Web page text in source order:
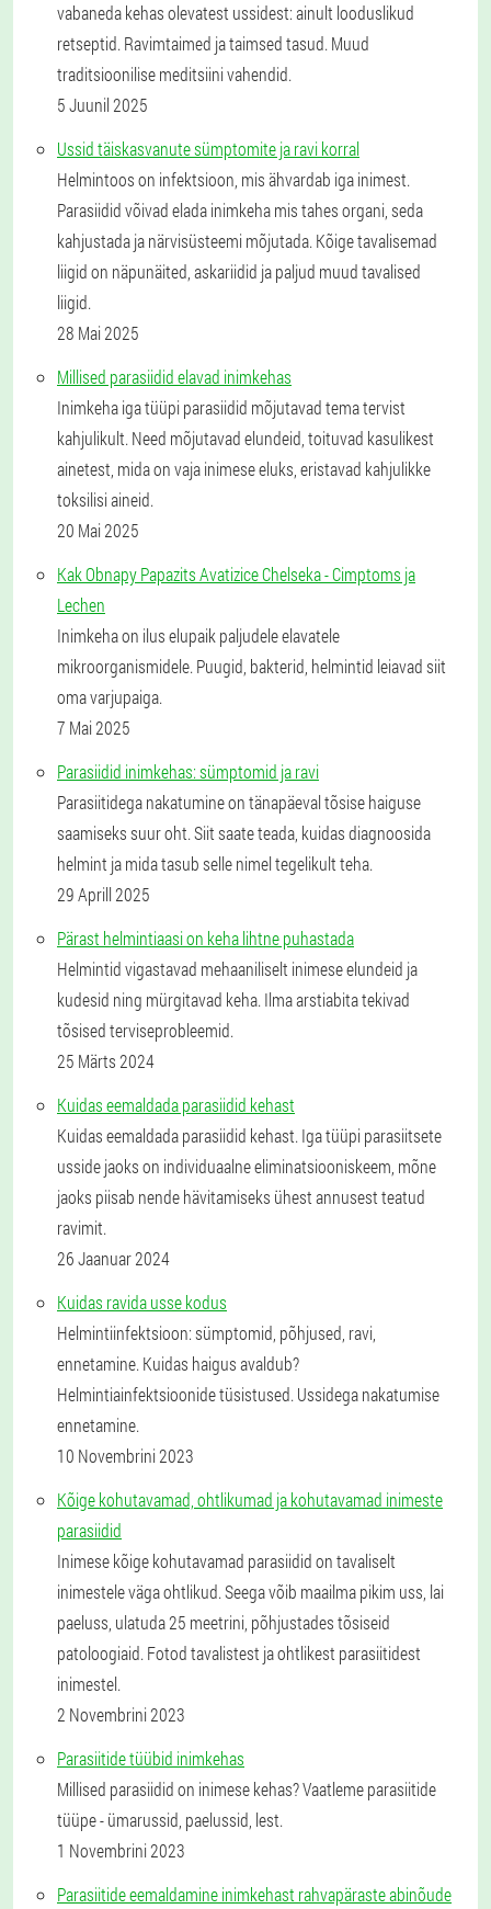
vabaneda kehas olevatest ussidest: ainult looduslikud
retseptid. Ravimtaimed ja taimsed tasud. Muud
traditsioonilise meditsiini vahendid.
5 Juunil 2025
Ussid täiskasvanute sümptomite ja ravi korral
Helmintoos on infektsioon, mis ähvardab iga inimest.
Parasiidid võivad elada inimkeha mis tahes organi, seda
kahjustada ja närvisüsteemi mõjutada. Kõige tavalisemad
liigid on näpunäited, askariidid ja paljud muud tavalised
liigid.
28 Mai 2025
Millised parasiidid elavad inimkehas
Inimkeha iga tüüpi parasiidid mõjutavad tema tervist
kahjulikult. Need mõjutavad elundeid, toituvad kasulikest
ainetest, mida on vaja inimese eluks, eristavad kahjulikke
toksilisi aineid.
20 Mai 2025
Kak Obnapy Papazits Avatizice Chelseka - Cimptoms ja
Lechen
Inimkeha on ilus elupaik paljudele elavatele
mikroorganismidele. Puugid, bakterid, helmintid leiavad siit
oma varjupaiga.
7 Mai 2025
Parasiidid inimkehas: sümptomid ja ravi
Parasiitidega nakatumine on tänapäeval tõsise haiguse
saamiseks suur oht. Siit saate teada, kuidas diagnoosida
helmint ja mida tasub selle nimel tegelikult teha.
29 Aprill 2025
Pärast helmintiaasi on keha lihtne puhastada
Helmintid vigastavad mehaaniliselt inimese elundeid ja
kudesid ning mürgitavad keha. Ilma arstiabita tekivad
tõsised terviseprobleemid.
25 Märts 2024
Kuidas eemaldada parasiidid kehast
Kuidas eemaldada parasiidid kehast. Iga tüüpi parasiitsete
usside jaoks on individuaalne eliminatsiooniskeem, mõne
jaoks piisab nende hävitamiseks ühest annusest teatud
ravimit.
26 Jaanuar 2024
Kuidas ravida usse kodus
Helmintiinfektsioon: sümptomid, põhjused, ravi,
ennetamine. Kuidas haigus avaldub?
Helmintiainfektsioonide tüsistused. Ussidega nakatumise
ennetamine.
10 Novembrini 2023
Kõige kohutavamad, ohtlikumad ja kohutavamad inimeste
parasiidid
Inimese kõige kohutavamad parasiidid on tavaliselt
inimestele väga ohtlikud. Seega võib maailma pikim uss, lai
paeluss, ulatuda 25 meetrini, põhjustades tõsiseid
patoloogiaid. Fotod tavalistest ja ohtlikest parasiitidest
inimestel.
2 Novembrini 2023
Parasiitide tüübid inimkehas
Millised parasiidid on inimese kehas? Vaatleme parasiitide
tüüpe - ümarussid, paelussid, lest.
1 Novembrini 2023
Parasiitide eemaldamine inimkehast rahvapäraste abinõude